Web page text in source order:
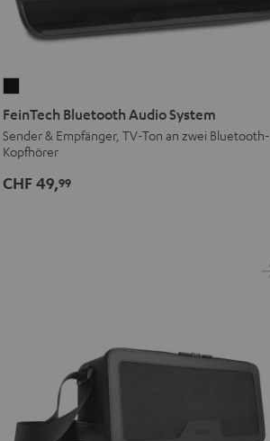
Bluetooth
Audio
System
FeinTech Bluetooth Audio System
Sender & Empfänger, TV-Ton an zwei Bluetooth-
Kopfhörer
CHF 49,99